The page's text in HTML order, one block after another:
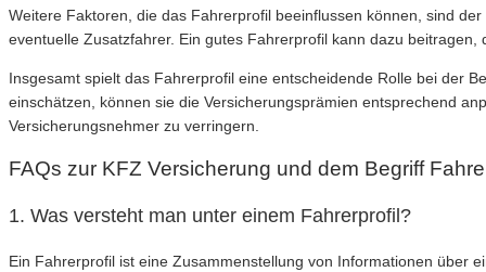
Weitere Faktoren, die das Fahrerprofil beeinflussen können, sind
eventuelle Zusatzfahrer. Ein gutes Fahrerprofil kann dazu
Insgesamt spielt das Fahrerprofil eine entscheidende Rolle bei der
einschätzen, können sie die Versicherungsprämien entsprechend
Versicherungsnehmer zu verringern.
FAQs zur KFZ Versicherung und dem Begriff
1. Was versteht man unter einem Fahrerprofil?
Ein Fahrerprofil ist eine Zusammenstellung von Informationen über